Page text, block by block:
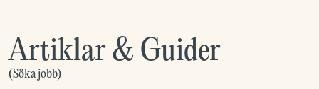
Artiklar & Guider
(Söka jobb)